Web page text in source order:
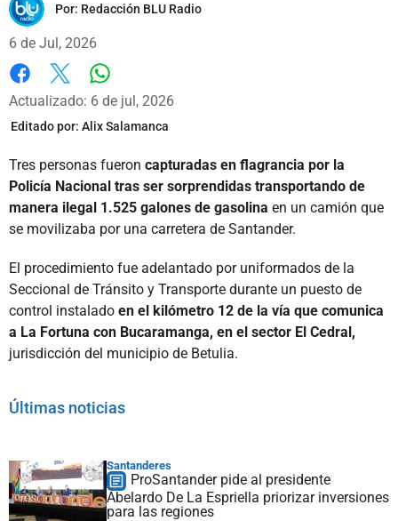
Por: Redacción BLU Radio
6 de Jul, 2026
Facebook
X
Actualizado: 6 de jul, 2026
Editado por: Alix Salamanca
Tres personas fueron capturadas en flagrancia por la
Policía Nacional tras ser sorprendidas transportando de
manera ilegal 1.525 galones de gasolina en un camión que
se movilizaba por una carretera de Santander.
El procedimiento fue adelantado por uniformados de la
Seccional de Tránsito y Transporte durante un puesto de
control instalado en el kilómetro 12 de la vía que comunica
a La Fortuna con Bucaramanga, en el sector El Cedral,
jurisdicción del municipio de Betulia.
Últimas noticias
Santanderes
ProSantander pide al presidente
Abelardo De La Espriella priorizar inversiones
para las regiones